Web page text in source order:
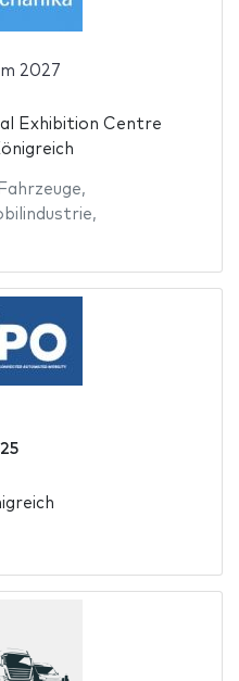
2027
Exhibition Centre
Fahrzeuge,
,